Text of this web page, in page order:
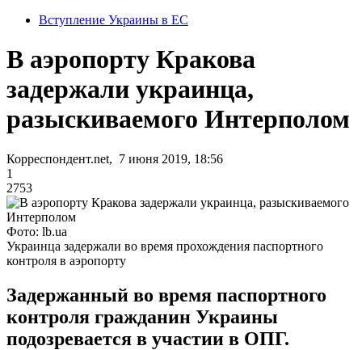
Вступление Украины в ЕС
В аэропорту Кракова
задержали украинца,
разыскиваемого Интерполом
Корреспондент.net, 7 июня 2019, 18:56
1
2753
Фото: lb.ua
Украинца задержали во время прохождения паспортного
контроля в аэропорту
Задержанный во время паспортного
контроля гражданин Украины
подозревается в участии в ОПГ.